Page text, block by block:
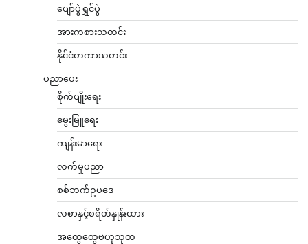
ပျော်ပွဲရွှင်ပွဲ
အားကစားသတင်း
နိုင်ငံတကာသတင်း
ပညာပေး
စိုက်ပျိုးရေး
မွေးမြူရေး
ကျန်းမာရေး
လက်မှုပညာ
စစ်ဘက်ဥပဒေ
လစာနှင့်စရိတ်နှုန်းထား
အထွေထွေဗဟုသုတ